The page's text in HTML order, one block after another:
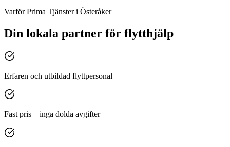
Varför Prima Tjänster i Österåker
Din lokala partner för flytthjälp
Erfaren och utbildad flyttpersonal
Fast pris – inga dolda avgifter